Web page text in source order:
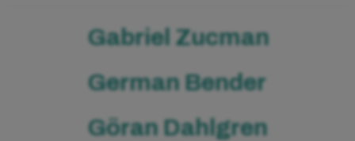
Gabriel Zucman
German Bender
Göran Dahlgren